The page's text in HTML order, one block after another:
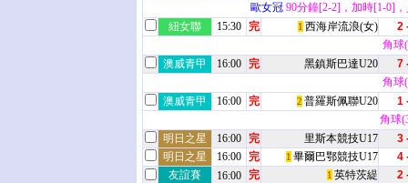
歐女冠 90分鐘[2-2]，加時[1-0]
紐女聯
15:30 完 1 西海岸流浪(女)
2
角球
澳威青甲
16:00 完 黑鎮斯巴達U20
7
角球
澳威青甲
16:00 完 2 普羅斯佩聯U20
1
角球
明日之星
16:00 完 里斯本競技U17
3
明日之星
16:00 完 1 畢爾巴鄂競技U17
4
友誼賽
16:00 完 1 英特茨緹
2